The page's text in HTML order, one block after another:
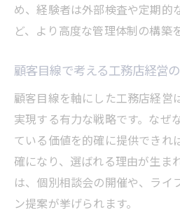
め、経験者は外部検査や定期的
ど、より高度な管理体制の構築
顧客目線で考える工務店経営
顧客目線を軸にした工務店経営
実現する有力な戦略です。なぜ
ている価値を的確に提供できれ
確になり、選ばれる理由が生ま
は、個別相談会の開催や、ライ
ン提案が挙げられます。